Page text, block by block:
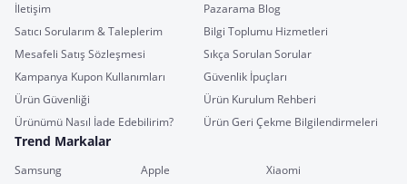
İletişim
Pazarama Blog
Satıcı Sorularım & Taleplerim
Bilgi Toplumu Hizmetleri
Mesafeli Satış Sözleşmesi
Sıkça Sorulan Sorular
Kampanya Kupon Kullanımları
Güvenlik İpuçları
Ürün Güvenliği
Ürün Kurulum Rehberi
Ürünümü Nasıl İade Edebilirim?
Ürün Geri Çekme Bilgilendirmeleri
Trend Markalar
Samsung Apple
Xiaomi